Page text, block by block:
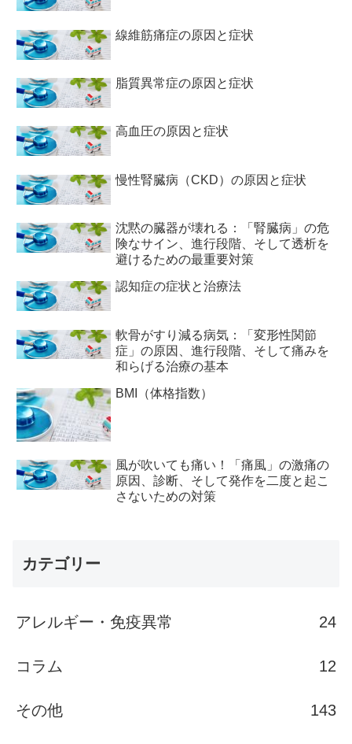
線維筋痛症の原因と症状
脂質異常症の原因と症状
高血圧の原因と症状
慢性腎臓病（CKD）の原因と症状
沈黙の臓器が壊れる：「腎臓病」の危
険なサイン、進行段階、そして透析を
避けるための最重要対策
認知症の症状と治療法
軟骨がすり減る病気：「変形性関節
症」の原因、進行段階、そして痛みを
和らげる治療の基本
BMI（体格指数）
風が吹いても痛い！「痛風」の激痛の
原因、診断、そして発作を二度と起こ
さないための対策
カテゴリー
アレルギー・免疫異常 24
コラム 12
その他 143